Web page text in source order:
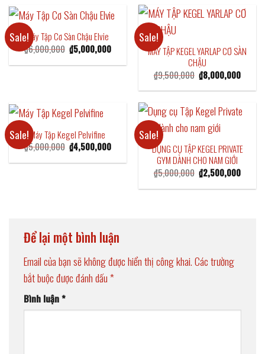
Sale!Máy Tập Cơ Sàn Chậu Elvie
₫6,000,000 Original
price
was:
₫5,000,000Current
price
is:
Sale!
MÁY TẬP KEGEL YARLAP CƠ SÀN
CHẬU
₫9,500,000 Original
price
was:
₫8,000,000Current
price
is:
Sale! Máy Tập Kegel Pelvifine
₫5,000,000 Original
price
was:
₫4,500,000Current
price
is:
Sale!
DỤNG CỤ TẬP KEGEL PRIVATE
GYM DÀNH CHO NAM GIỚI
₫5,000,000 Original
price
was:
₫2,500,000Current
price
is:
Để lại một bình luận
Email của bạn sẽ không được hiển thị công khai.Các trường
bắt buộc được đánh dấu*
Bình luận*